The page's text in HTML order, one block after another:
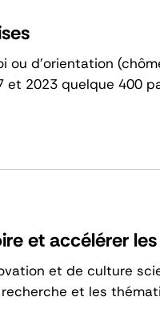
ou d’orientation
et 2023 quelque 400
et accélérer
et de culture
et les